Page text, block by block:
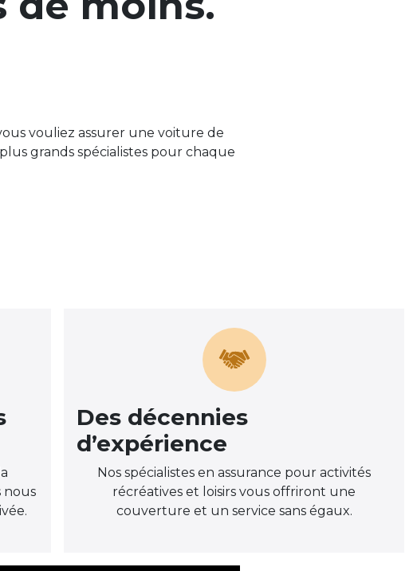
vouliez assurer une voiture de
grands spécialistes pour chaque
nous
Des décennies
d’expérience
Nos spécialistes en assurance pour activités
récréatives et loisirs vous offriront une
couverture et un service sans égaux.